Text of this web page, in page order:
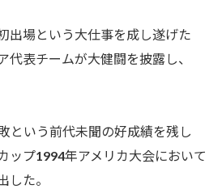
出場という大仕事を成し遂げた
代表チームが大健闘を披露し、
という前代未聞の好成績を残し
ップ1994年アメリカ大会において
した。